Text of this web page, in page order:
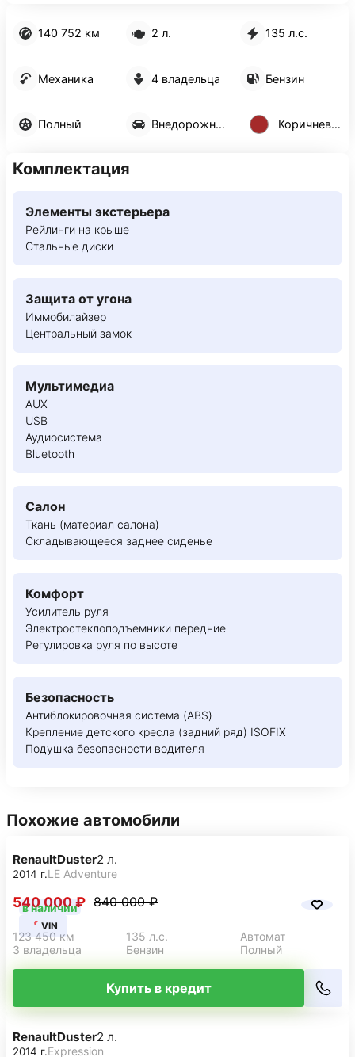
140 752 км 2 л. 135 л.с.
Механика 4 владельца Бензин
Полный Внедорожник 5 дв. Коричневый
Комплектация
Элементы экстерьера
Рейлинги на крыше
Стальные диски
Защита от угона
Иммобилайзер
Центральный замок
Мультимедиа
AUX
USB
Аудиосистема
Bluetooth
Салон
Ткань (материал салона)
Складывающееся заднее сиденье
Комфорт
Усилитель руля
Электростеклоподъемники передние
Регулировка руля по высоте
Безопасность
Антиблокировочная система (ABS)
Крепление детского кресла (задний ряд) ISOFIX
Подушка безопасности водителя
Похожие автомобили
в наличии
VIN
RenaultDuster2 л.
2014 г.LE Adventure
540 000 ₽ 840 000 ₽
123 450 км 135 л.с.
Автомат
3 владельца
Бензин Полный
Купить в кредит
RenaultDuster2 л.
2014 г.Expression